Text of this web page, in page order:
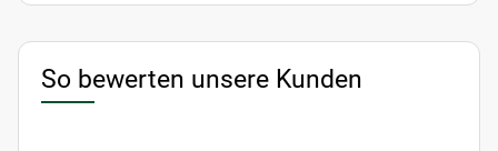
So bewerten unsere Kunden